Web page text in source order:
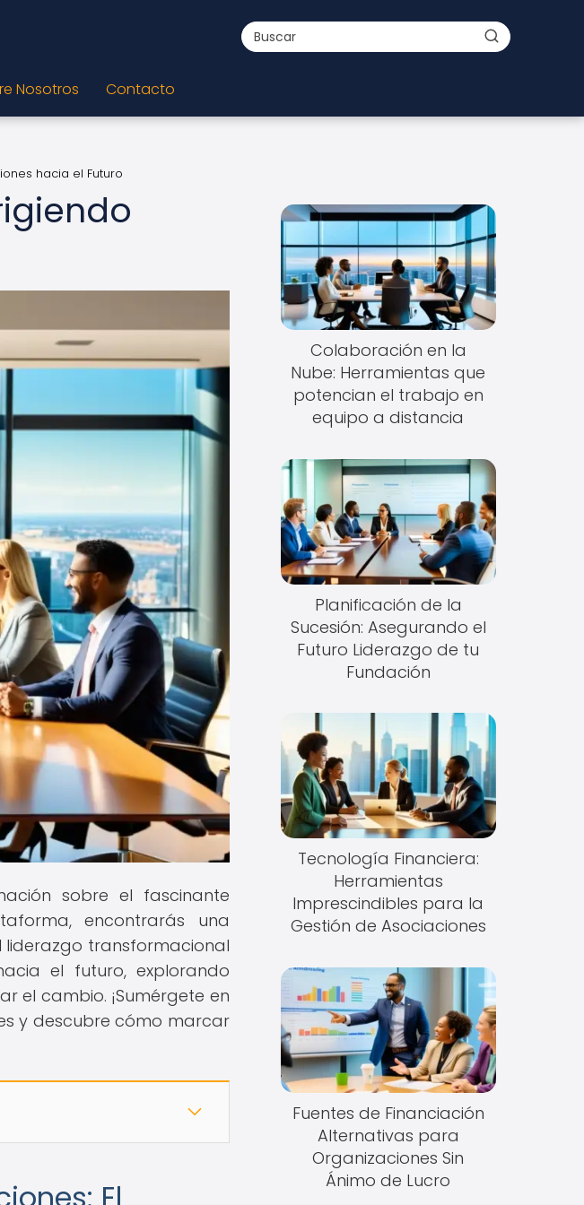
Nosotros Contacto
hacia el Futuro
sobre el fascinante
encontrarás una
liderazgo transformacional
el futuro, explorando
el cambio. ¡Sumérgete en
y descubre cómo marcar
Colaboración en la
Nube: Herramientas que
potencian el trabajo en
equipo a distancia
Planificación de la
Sucesión: Asegurando el
Futuro Liderazgo de tu
Fundación
Tecnología Financiera:
Herramientas
Imprescindibles para la
Gestión de Asociaciones
Fuentes de Financiación
Alternativas para
Organizaciones Sin
Ánimo de Lucro